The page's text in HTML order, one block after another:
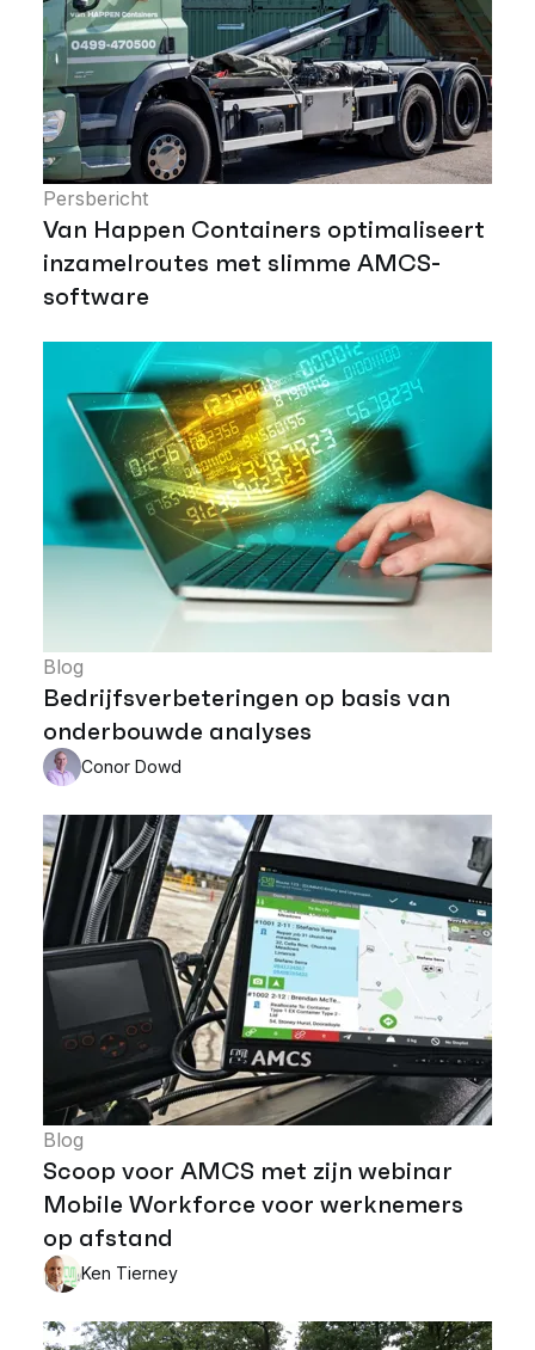
Persbericht
Van Happen Containers optimaliseert
inzamelroutes met slimme AMCS-
software
Blog
Bedrijfsverbeteringen op basis van
onderbouwde analyses
Conor Dowd
Blog
Scoop voor AMCS met zijn webinar
Mobile Workforce voor werknemers
op afstand
Ken Tierney